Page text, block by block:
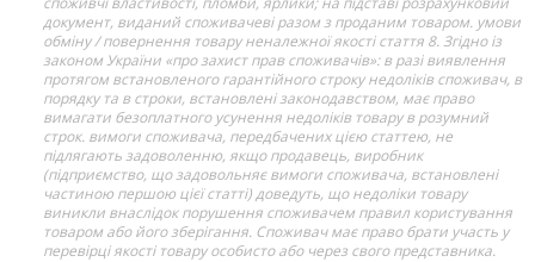
документ, виданий споживачеві разом з проданим товаром. умови
обміну / повернення товару неналежної якості стаття 8. Згідно із
законом України «про захист прав споживачів»: в разі виявлення
протягом встановленого гарантійного строку недоліків споживач, в
порядку та в строки, встановлені законодавством, має право
вимагати безоплатного усунення недоліків товару в розумний
строк. вимоги споживача, передбачених цією статтею, не
підлягають задоволенню, якщо продавець, виробник
(підприємство, що задовольняє вимоги споживача, встановлені
частиною першою цієї статті) доведуть, що недоліки товару
виникли внаслідок порушення споживачем правил користування
товаром або його зберігання. Споживач має право брати участь у
перевірці якості товару особисто або через свого представника.